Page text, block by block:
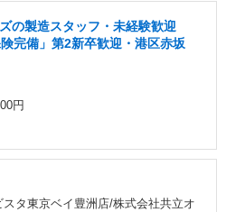
の製造スタッフ・未経験歓迎
完備」第2新卒歓迎・港区赤坂
円
タ東京ベイ豊洲店/株式会社共立オ